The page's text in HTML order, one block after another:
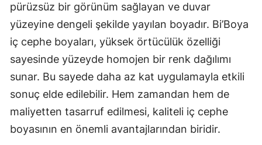
pürüzsüz bir görünüm sağlayan ve duvar
yüzeyine dengeli şekilde yayılan boyadır. Bi’Boya
iç cephe boyaları, yüksek örtücülük özelliği
sayesinde yüzeyde homojen bir renk dağılımı
sunar. Bu sayede daha az kat uygulamayla etkili
sonuç elde edilebilir. Hem zamandan hem de
maliyetten tasarruf edilmesi, kaliteli iç cephe
boyasının en önemli avantajlarından biridir.